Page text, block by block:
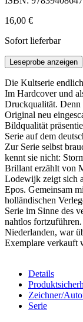
16,00 €
Sofort lieferbar
Leseprobe anzeigen
Die Kultserie
Im Hardcover und
Druckqualität. Denn
Original neu
Bildqualität
Serie auf dem
Zur Serie selbst
kennt sie nicht:
Brillant erzählt von
Lodewijk zeigt sich
Epos. Gemeinsam
holländischen
Serie im Sinne des
nahtlos
Niederlanden, war
Exemplare verkauft
Details
Zeichner/
Serie